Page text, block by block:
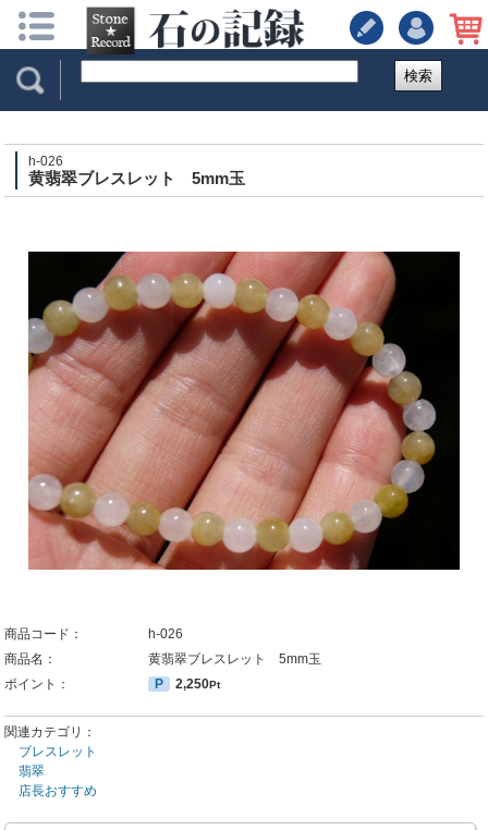
検索
h-026
黄翡翠ブレスレット 5mm玉
商品コード：
h-026
商品名：
黄翡翠ブレスレット 5mm玉
ポイント：
P 2,250Pt
関連カテゴリ：
ブレスレット
翡翠
店長おすすめ